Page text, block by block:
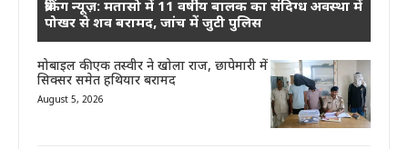
ब्रेकिंग न्यूज़: मतासो में 11 वर्षीय बालक का संदिग्ध अवस्था में
पोखर से शव बरामद, जांच में जुटी पुलिस
मोबाइल की एक तस्वीर ने खोला राज, छापेमारी में
सिक्सर समेत हथियार बरामद
August 5, 2026